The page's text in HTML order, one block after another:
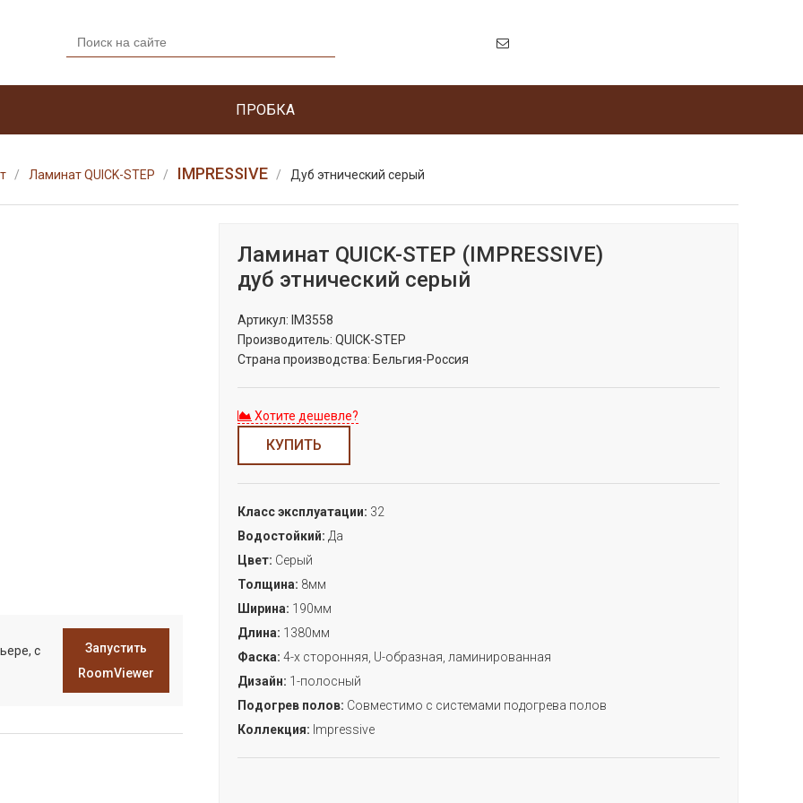
ПРОБКА
Ламинат QUICK-STEP IMPRESSIVE Дуб этнический серый
с
Запустить
RoomViewer
Ламинат QUICK-STEP (IMPRESSIVE)
дуб этнический серый
Артикул: IM3558
Производитель: QUICK-STEP
Страна производства: Бельгия-Россия
Хотите дешевле?
КУПИТЬ
Класс эксплуатации: 32
Водостойкий: Да
Цвет: Серый
Толщина: 8мм
Ширина: 190мм
Длина: 1380мм
Фаска: 4-х сторонняя, U-образная, ламинированная
Дизайн: 1-полосный
Подогрев полов: Совместимо с системами подогрева полов
Коллекция: Impressive